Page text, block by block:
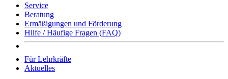
Service
Beratung
Ermäßigungen und Förderung
Hilfe / Häufige Fragen (FAQ)
Für Lehrkräfte
Aktuelles